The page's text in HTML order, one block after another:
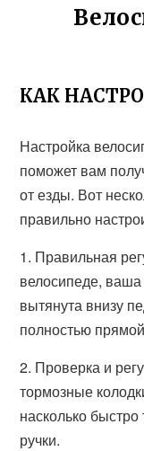
КАК
Настройка
поможет вам
от езды. Вот
правильно
1. Правильная
велосипеде,
вытянута внизу
полностью
2. Проверка и
тормозные
насколько
ручки.